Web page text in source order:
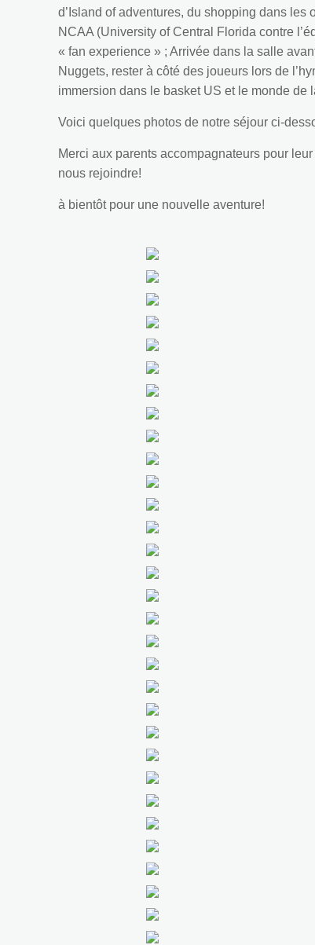
d’Island of adventures, du shopping dans
NCAA (University of Central Florida contre
« fan experience » ; Arrivée dans la salle
Nuggets, rester à côté des joueurs lors de
immersion dans le basket US et le monde de
Voici quelques photos de notre séjour ci-
Merci aux parents accompagnateurs pour
nous rejoindre!
à bientôt pour une nouvelle aventure!